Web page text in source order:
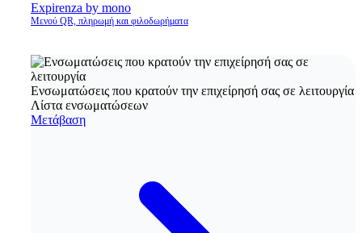
Expirenza by mono
Μενού QR, πληρωμή και φιλοδωρήματα
Ενσωματώσεις που κρατούν την επιχείρησή σας σε λειτουργία
Λίστα ενσωματώσεων
Μετάβαση